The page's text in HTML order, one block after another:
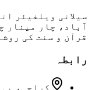
سیلانی ویلفیئر
آباد، چار مینار
قرآن و سنت کی
رابطہ
کراچی،